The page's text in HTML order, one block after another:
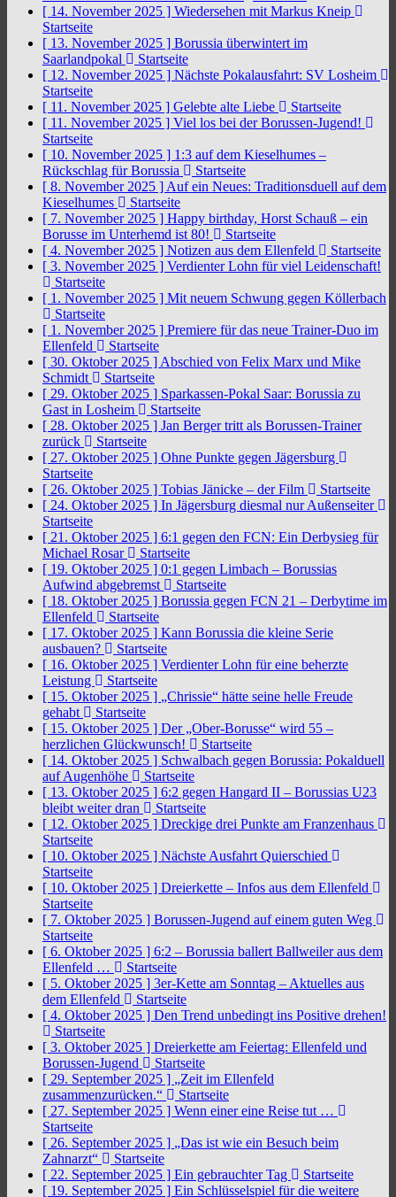
[ 14. November 2025 ] Wiedersehen mit Markus Kneip
Startseite
[ 13. November 2025 ] Borussia überwintert im
Saarlandpokal
Startseite
[ 12. November 2025 ] Nächste Pokalausfahrt: SV Losheim
Startseite
[ 11. November 2025 ] Gelebte alte Liebe
Startseite
[ 11. November 2025 ] Viel los bei der Borussen-Jugend!
Startseite
[ 10. November 2025 ] 1:3 auf dem Kieselhumes –
Rückschlag für Borussia
Startseite
[ 8. November 2025 ] Auf ein Neues: Traditionsduell auf dem
Kieselhumes
Startseite
[ 7. November 2025 ] Happy birthday, Horst Schauß – ein
Borusse im Unterhemd ist 80!
Startseite
[ 4. November 2025 ] Notizen aus dem Ellenfeld
Startseite
[ 3. November 2025 ] Verdienter Lohn für viel Leidenschaft!
Startseite
[ 1. November 2025 ] Mit neuem Schwung gegen Köllerbach
Startseite
[ 1. November 2025 ] Premiere für das neue Trainer-Duo im
Ellenfeld
Startseite
[ 30. Oktober 2025 ] Abschied von Felix Marx und Mike
Schmidt
Startseite
[ 29. Oktober 2025 ] Sparkassen-Pokal Saar: Borussia zu
Gast in Losheim
Startseite
[ 28. Oktober 2025 ] Jan Berger tritt als Borussen-Trainer
zurück
Startseite
[ 27. Oktober 2025 ] Ohne Punkte gegen Jägersburg
Startseite
[ 26. Oktober 2025 ] Tobias Jänicke – der Film
Startseite
[ 24. Oktober 2025 ] In Jägersburg diesmal nur Außenseiter
Startseite
[ 21. Oktober 2025 ] 6:1 gegen den FCN: Ein Derbysieg für
Michael Rosar
Startseite
[ 19. Oktober 2025 ] 0:1 gegen Limbach – Borussias
Aufwind abgebremst
Startseite
[ 18. Oktober 2025 ] Borussia gegen FCN 21 – Derbytime im
Ellenfeld
Startseite
[ 17. Oktober 2025 ] Kann Borussia die kleine Serie
ausbauen?
Startseite
[ 16. Oktober 2025 ] Verdienter Lohn für eine beherzte
Leistung
Startseite
[ 15. Oktober 2025 ] „Chrissie“ hätte seine helle Freude
gehabt
Startseite
[ 15. Oktober 2025 ] Der „Ober-Borusse“ wird 55 –
herzlichen Glückwunsch!
Startseite
[ 14. Oktober 2025 ] Schwalbach gegen Borussia: Pokalduell
auf Augenhöhe
Startseite
[ 13. Oktober 2025 ] 6:2 gegen Hangard II – Borussias U23
bleibt weiter dran
Startseite
[ 12. Oktober 2025 ] Dreckige drei Punkte am Franzenhaus
Startseite
[ 10. Oktober 2025 ] Nächste Ausfahrt Quierschied
Startseite
[ 10. Oktober 2025 ] Dreierkette – Infos aus dem Ellenfeld
Startseite
[ 7. Oktober 2025 ] Borussen-Jugend auf einem guten Weg
Startseite
[ 6. Oktober 2025 ] 6:2 – Borussia ballert Ballweiler aus dem
Ellenfeld …
Startseite
[ 5. Oktober 2025 ] 3er-Kette am Sonntag – Aktuelles aus
dem Ellenfeld
Startseite
[ 4. Oktober 2025 ] Den Trend unbedingt ins Positive drehen!
Startseite
[ 3. Oktober 2025 ] Dreierkette am Feiertag: Ellenfeld und
Borussen-Jugend
Startseite
[ 29. September 2025 ] „Zeit im Ellenfeld
zusammenzurücken.“
Startseite
[ 27. September 2025 ] Wenn einer eine Reise tut …
Startseite
[ 26. September 2025 ] „Das ist wie ein Besuch beim
Zahnarzt“
Startseite
[ 22. September 2025 ] Ein gebrauchter Tag
Startseite
[ 19. September 2025 ] Ein Schlüsselspiel für die weitere